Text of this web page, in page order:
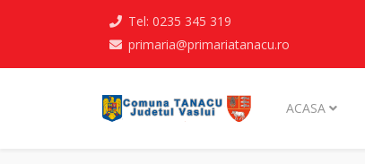
Tel: 0235 345 319
primaria@primariatanacu.ro
ACASA